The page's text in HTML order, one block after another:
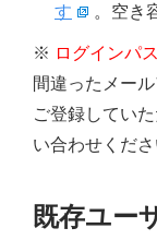
す
。空き
※ ログインパ
間違ったメー
ご登録してい
い合わせくださ
既存ユー